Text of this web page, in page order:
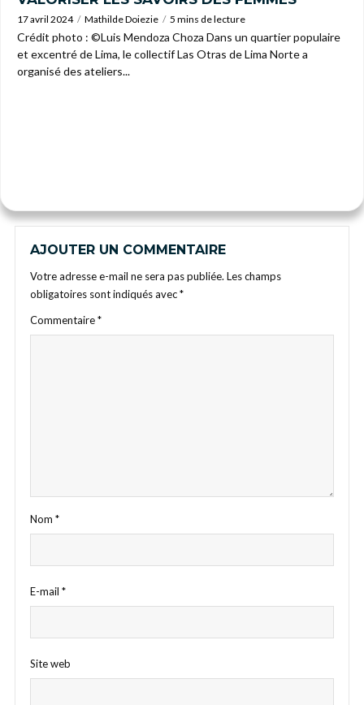
17 avril 2024 Mathilde Doiezie 5 mins de lecture
Crédit photo : ©Luis Mendoza Choza Dans un quartier populaire
et excentré de Lima, le collectif Las Otras de Lima Norte a
organisé des ateliers...
AJOUTER UN COMMENTAIRE
Votre adresse e-mail ne sera pas publiée. Les champs
obligatoires sont indiqués avec*
Commentaire*
Nom *
E-mail *
Site web